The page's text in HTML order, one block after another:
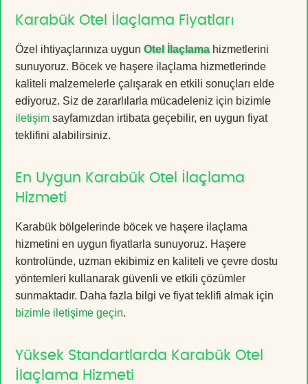
Karabük Otel İlaçlama Fiyatları
Özel ihtiyaçlarınıza uygun Otel İlaçlamahizmetlerini
sunuyoruz. Böcek ve haşere ilaçlama hizmetlerinde
kaliteli malzemelerle çalışarak en etkili sonuçları elde
ediyoruz. Siz de zararlılarla mücadeleniz için bizimle
iletişim sayfamızdan irtibata geçebilir, en uygun fiyat
teklifini alabilirsiniz.
En Uygun Karabük Otel İlaçlama
Hizmeti
Karabük bölgelerinde böcek ve haşere ilaçlama
hizmetini en uygun fiyatlarla sunuyoruz. Haşere
kontrolünde, uzman ekibimiz en kaliteli ve çevre dostu
yöntemleri kullanarak güvenli ve etkili çözümler
sunmaktadır. Daha fazla bilgi ve fiyat teklifi almak için
bizimle iletişime geçin.
Yüksek Standartlarda Karabük Otel
İlaçlama Hizmeti